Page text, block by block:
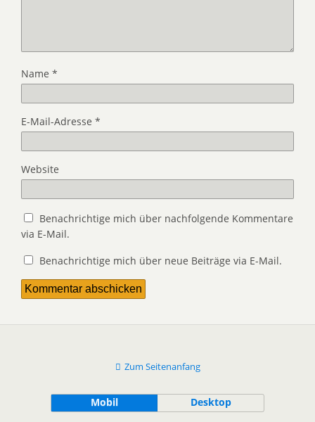
Name *
E-Mail-Adresse *
Website
Benachrichtige mich über nachfolgende Kommentare
via E-Mail.
Benachrichtige mich über neue Beiträge via E-Mail.
Zum Seitenanfang
Mobil Desktop